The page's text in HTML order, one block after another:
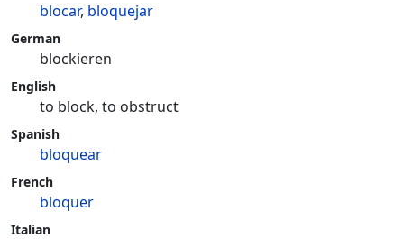
blocar, bloquejar
German
blockieren
English
to block, to obstruct
Spanish
bloquear
French
bloquer
Italian